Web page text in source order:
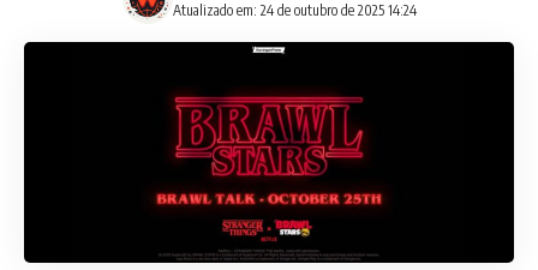
Atualizado em: 24 de outubro de 2025 14:24